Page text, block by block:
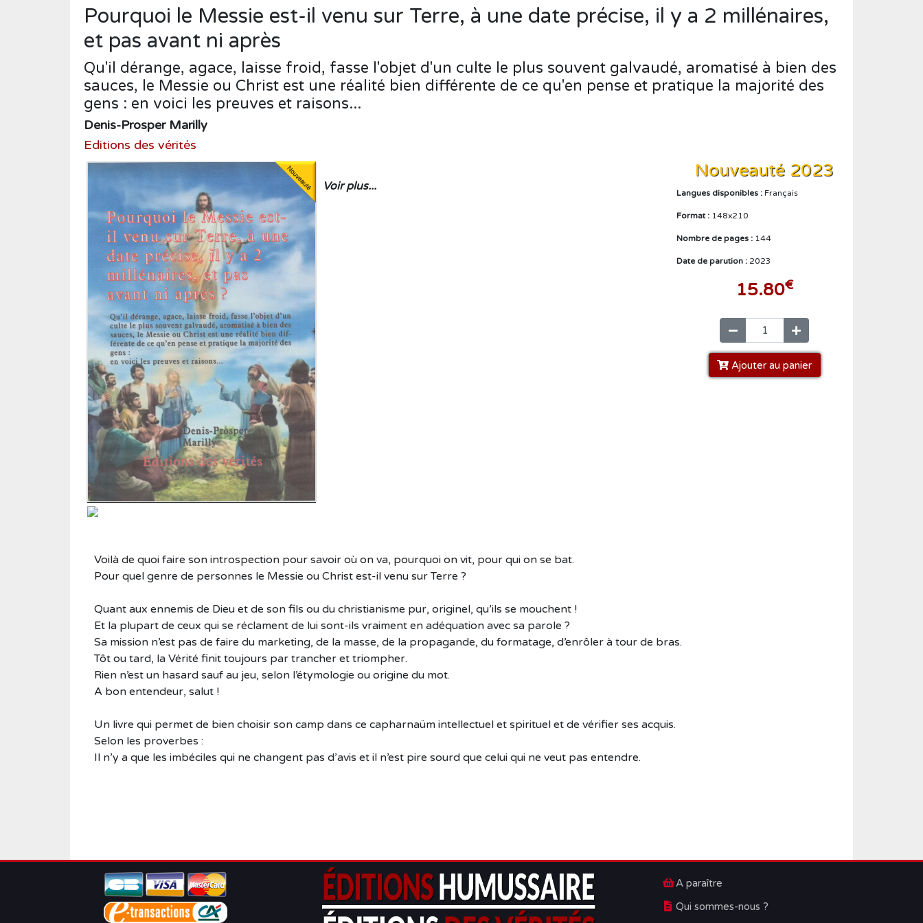
Musique
Normandie
Nouvelles
Poésie
Policier
Politique
Réalités
Récits
Religions
Roman
Roman historique
Sciences
Sciences humaines
Showbiz
Témoignages
Vie d'antan
Pourquoi le Messie est-il venu sur Terre, à une date précise, il y a 2 millénaires,
et pas avant ni après
Qu'il dérange, agace, laisse froid, fasse l'objet d'un culte le plus souvent galvaudé, aromatisé à bien des
sauces, le Messie ou Christ est une réalité bien différente de ce qu'en pense et pratique la majorité des
gens : en voici les preuves et raisons...
Denis-Prosper Marilly
Editions des vérités
Voir plus...
Nouveauté 2023
Langues disponibles : Français
Format : 148x210
Nombre de pages : 144
Date de parution : 2023
15.80€
Ajouter au panier
Voilà de quoi faire son introspection pour savoir où on va, pourquoi on vit, pour qui on se bat.
Pour quel genre de personnes le Messie ou Christ est-il venu sur Terre ?
Quant aux ennemis de Dieu et de son fils ou du christianisme pur, originel, qu’ils se mouchent !
Et la plupart de ceux qui se réclament de lui sont-ils vraiment en adéquation avec sa parole ?
Sa mission n’est pas de faire du marketing, de la masse, de la propagande, du formatage, d’enrôler à tour de bras.
Tôt ou tard, la Vérité finit toujours par trancher et triompher.
Rien n’est un hasard sauf au jeu, selon l’étymologie ou origine du mot.
A bon entendeur, salut !
Un livre qui permet de bien choisir son camp dans ce capharnaüm intellectuel et spirituel et de vérifier ses acquis.
Selon les proverbes :
Il n’y a que les imbéciles qui ne changent pas d’avis et il n’est pire sourd que celui qui ne veut pas entendre.
A paraître
Qui sommes-nous ?